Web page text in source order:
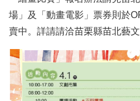
場」及「動畫電影」票券則於
賣中。詳請請洽苗栗縣苗北藝